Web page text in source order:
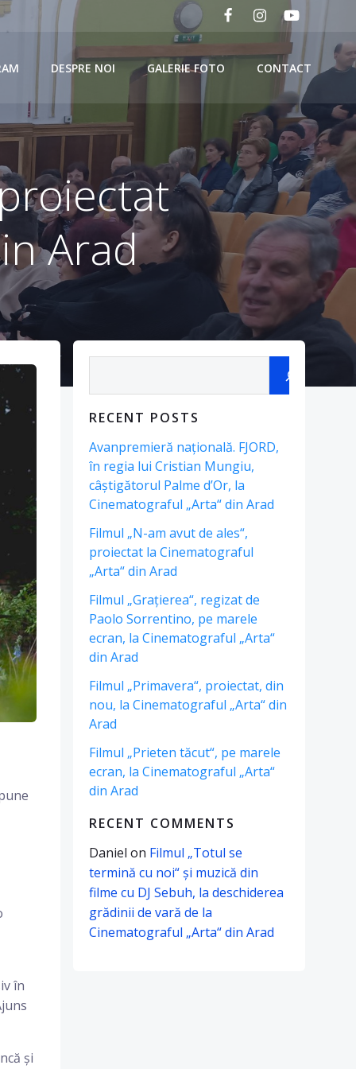
DESPRE NOI GALERIE FOTO CONTACT
Arad
în
și
RECENT POSTS
Avanpremieră națională. FJORD,
în regia lui Cristian Mungiu,
câștigătorul Palme d’Or, la
Cinematograful „Arta“ din Arad
Filmul „N-am avut de ales“,
proiectat la Cinematograful
„Arta“ din Arad
Filmul „Grațierea“, regizat de
Paolo Sorrentino, pe marele
ecran, la Cinematograful „Arta“
din Arad
Filmul „Primavera“, proiectat, din
nou, la Cinematograful „Arta“ din
Arad
Filmul „Prieten tăcut“, pe marele
ecran, la Cinematograful „Arta“
din Arad
RECENT COMMENTS
Daniel on Filmul „Totul se
termină cu noi“ și muzică din
filme cu DJ Sebuh, la deschiderea
grădinii de vară de la
Cinematograful „Arta“ din Arad